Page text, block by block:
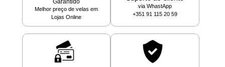
Melhor preço de velas em
Lojas Online
via WhastApp
+351 91 115 20 59